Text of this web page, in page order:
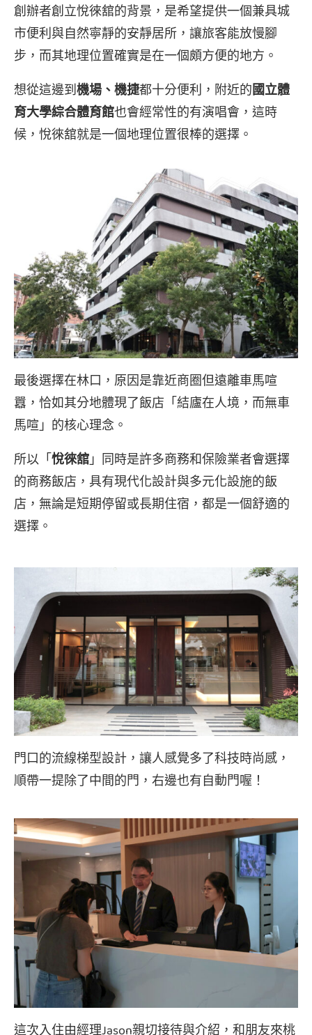
創辦者創立悅徠舘的背景，是希望提供一個兼具城
市便利與自然寧靜的安靜居所，讓旅客能放慢腳
步，而其地理位置確實是在一個頗方便的地方。
想從這邊到機場、機捷都十分便利，附近的國立體
育大學綜合體育館也會經常性的有演唱會，這時
候，悅徠舘就是一個地理位置很棒的選擇。
最後選擇在林口，原因是靠近商圈但遠離車馬喧
囂，恰如其分地體現了飯店「結廬在人境，而無車
馬喧」的核心理念。
所以「悅徠舘」同時是許多商務和保險業者會選擇
的商務飯店，具有現代化設計與多元化設施的飯
店，無論是短期停留或長期住宿，都是一個舒適的
選擇。
門口的流線梯型設計，讓人感覺多了科技時尚感，
順帶一提除了中間的門，右邊也有自動門喔！